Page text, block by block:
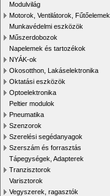
Modulvilág
Motorok, Ventilátorok, Fűtőelemek
Munkavédelmi eszközök
Műszerdobozok
Napelemek és tartozékok
NYÁK-ok
Okosotthon, Lakáselektronika
Oktatási eszközök
Optoelektronika
Peltier modulok
Pneumatika
Szenzorok
Szerelési segédanyagok
Szerszám és forrasztás
Tápegységek, Adapterek
Tranzisztorok
Varisztorok
Vegyszerek, ragasztók